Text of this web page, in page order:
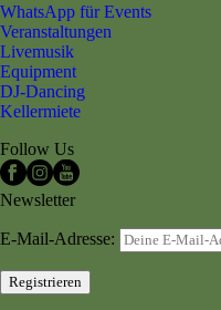
WhatsApp für Events
Veranstaltungen
Livemusik
Equipment
DJ-Dancing
Kellermiete
Follow Us
Newsletter
E-Mail-Adresse: